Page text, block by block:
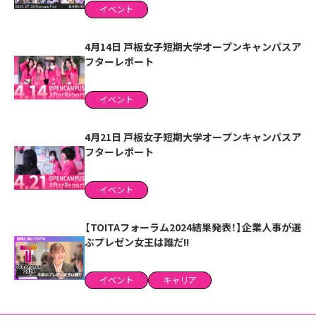
イベント
4月14日 戸板女子短期大学オープンキャンパスア
フターレポート
イベント
4月21日 戸板女子短期大学オープンキャンパスア
フターレポート
イベント
【TOITAフォーラム2024結果発表！】企業人事が選
ぶプレゼン女王は誰だ!!
イベント キャリア